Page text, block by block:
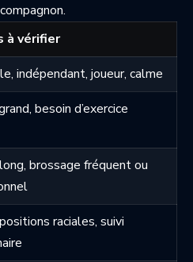
à vérifier
indépendant, joueur, calme
besoin d’exercice
brossage fréquent ou
raciales, suivi